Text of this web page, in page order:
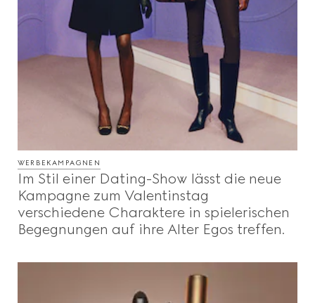
WERBEKAMPAGNEN
Im Stil einer Dating-Show lässt die neue
Kampagne zum Valentinstag
verschiedene Charaktere in spielerischen
Begegnungen auf ihre Alter Egos treffen.